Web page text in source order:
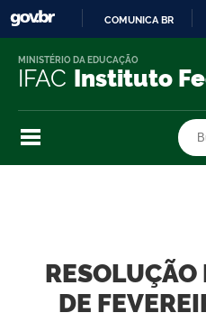
O
COMUNICA BR
IFAC Instituto
MINISTÉRIO DA EDUCAÇÃO
RESOLUÇÃO
DE